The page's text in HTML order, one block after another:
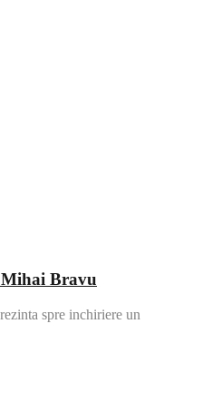
Mihai Bravu
spre inchiriere un